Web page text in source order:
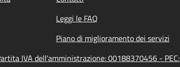
Leggi le FAQ
Piano di miglioramento dei servizi
IVA dell'amministrazione: 00188370456 - PEC: